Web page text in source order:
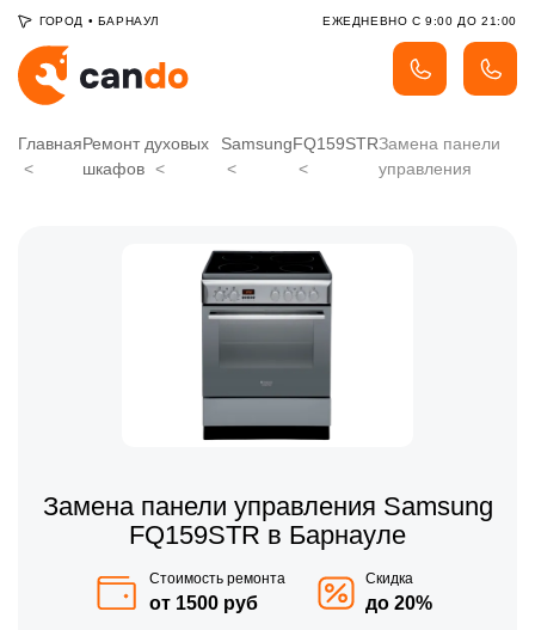
ГОРОД • БАРНАУЛ ЕЖЕДНЕВНО С 9:00 ДО 21:00
ГлавнаяРемонт духовых
шкафов
SamsungFQ159STRЗамена панели
управления
Замена панели управления Samsung
FQ159STR в Барнауле
Стоимость ремонта
от 1500 руб
Скидка
до 20%